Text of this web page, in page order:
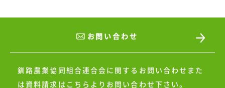
お問い合わせ
釧路農業協同組合連合会に関するお問い合わせまた
は資料請求はこちらよりお問い合わせ下さい。